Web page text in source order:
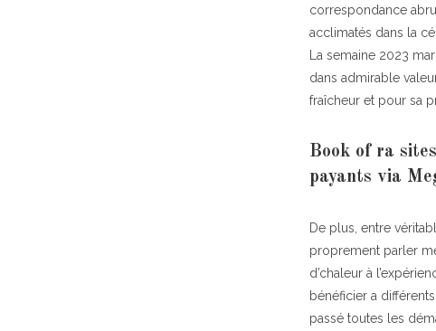
correspondance
acclimatés dans la
La semaine 2023
dans admirable
fraîcheur et pour sa
Book of ra
payants via
De plus, entre
proprement parler
d’chaleur à
bénéficier a
passé toutes les